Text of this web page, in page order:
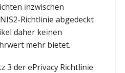
inzwischen
Richtlinie abgedeckt
daher keinen
mehr bietet.
3 der ePrivacy Richtlinie